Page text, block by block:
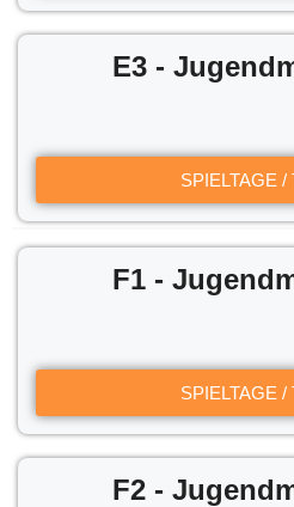
E3 -
SPIELTAGE /
F1 -
SPIELTAGE /
F2 -